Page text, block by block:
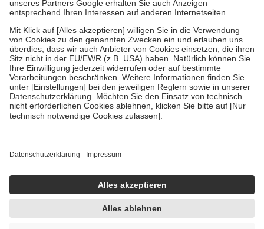
Um das Engagement der Versicherten für ihre eigene Gesundheit zu
stärken und die besondere Stellung der Familie zu unterstützen,
fallenkeine Zuzahlungenan bei:
• Kindern und Jugendlichen bis zum vollendeten 18. Lebensjahr
mit Ausnahme der Fahrkosten
• Untersuchungen zur Vorsorge und Früherkennung, die von der
GKV getragen werden
• empfohlenen Schutzimpfungen
• Harn- und Blutteststreifen
getroffen, um sicherzustellen, dass es sich um echte Bewertungen
https://help.etrusted.com/hc/de/articles/4419944605341
Einige Bilder und Inhalte wurden unter Zuhilfenahme künstlicher